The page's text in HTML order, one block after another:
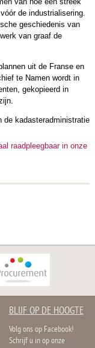
de industrialisering.
geschiedenis van
van graaf de
uit de Franse en
te Namen wordt in
gekopieerd in
de kadasteradministratie
raadpleegbaar in onze
BLIJF OP DE HOOGTE
Volg ons op Facebook!
Schrijf u in op onze